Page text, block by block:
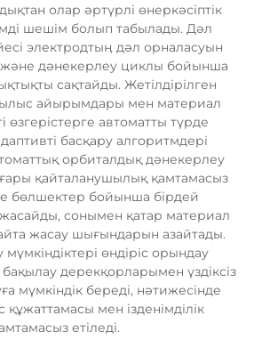
олар әртүрлі өнеркәсіптік
шешім болып табылады. Дәл
электродтың дәл орналасуын
және дәнекерлеу циклы бойынша
сақтайды. Жетілдірілген
айырымдары мен материал
өзгерістерге автоматты түрде
басқару алгоритмдері
орбиталдық дәнекерлеу
қайталанушылық қамтамасыз
бөлшектер бойынша бірдей
сонымен қатар материал
жасау шығындарын азайтады.
өндіріс орындау
дерекқорларымен үздіксіз
мүмкіндік береді, нәтижесінде
мен ізденімділік
етіледі.